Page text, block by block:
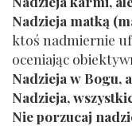
Nadzieja matką
ktoś nadmiernie
oceniając
Nadzieja w Bogu,
Nadzieja,
Nie porzucaj